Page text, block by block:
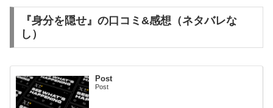
『身分を隠せ』の口コミ&感想（ネタバレな
し）
Post
Post